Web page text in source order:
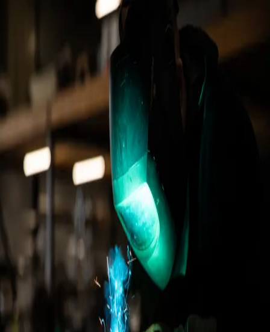
Site en construction
Merci de votre compréhension
6 bis Rue Victor Hugo, 56260 Larmor-Plage
02 97 83 84 91